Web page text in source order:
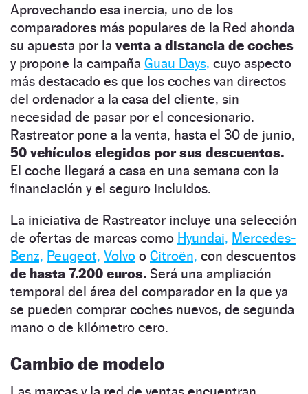
Aprovechando esa inercia, uno de los
comparadores más populares de la Red ahonda
su apuesta por la venta a distancia de coches
y propone la campaña Guau Days, cuyo aspecto
más destacado es que los coches van directos
del ordenador a la casa del cliente, sin
necesidad de pasar por el concesionario.
Rastreator pone a la venta, hasta el 30 de junio,
50 vehículos elegidos por sus descuentos.
El coche llegará a casa en una semana con la
financiación y el seguro incluidos.
La iniciativa de Rastreator incluye una selección
de ofertas de marcas como Hyundai, Mercedes-
Benz, Peugeot, Volvo o Citroën, con descuentos
de hasta 7.200 euros. Será una ampliación
temporal del área del comparador en la que ya
se pueden comprar coches nuevos, de segunda
mano o de kilómetro cero.
Cambio de modelo